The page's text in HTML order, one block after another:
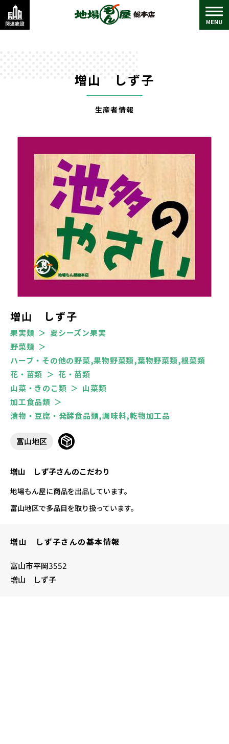
増山 しず子
生産者情報
増山 しず子
果実類
夏シーズン果実
野菜類
ハーブ・その他の野菜,果物野菜類,葉物野菜類,根菜類
花・苗類
花・苗類
山菜・きのこ類
山菜類
加工食品類
漬物・豆腐・発酵食品類,調味料,乾物加工品
富山地区
増山 しず子さんのこだわり
地場もん屋に商品を出品しています。
富山地区で多品目を取り扱っています。
増山 しず子さんの基本情報
富山市平岡3552
増山 しず子